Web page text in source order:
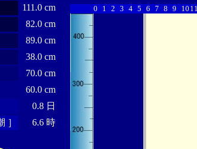
111.0 cm
82.0 cm
89.0 cm
38.0 cm
70.0 cm
60.0 cm
0.8 日
］
6.6 時
0 1 2 3 4 5 6 7 8 9 10 11